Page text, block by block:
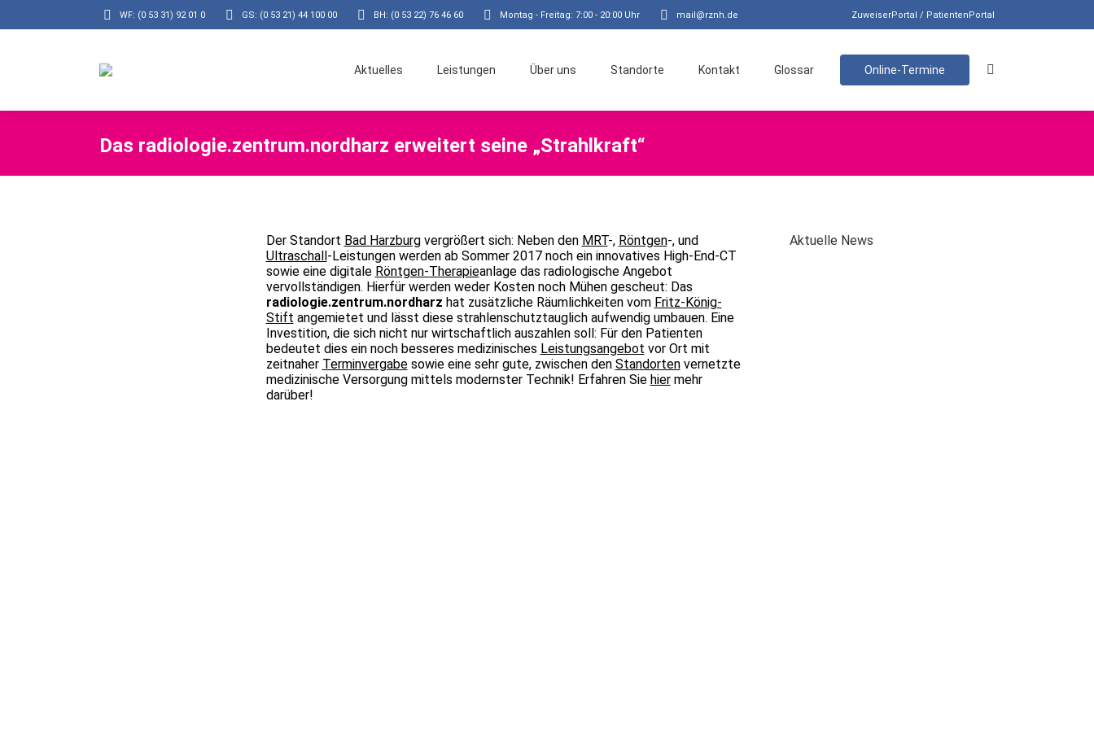
WF: (0 53 31) 92 01 0 GS: (0 53 21) 44 100 00 BH: (0 53 22) 76 46 60 Montag - Freitag: 7:00 - 20:00 Uhr mail@rznh.de ZuweiserPortal / PatientenPortal
Aktuelles Leistungen Über uns Standorte Kontakt Glossar Online-Termine Search:
Das radiologie.zentrum.nordharz erweitert seine „Strahlkraft“
Der Standort Bad Harzburgvergrößert sich: Neben den MRT-, Röntgen-, und
Ultraschall-Leistungen werden ab Sommer 2017 noch ein innovatives High-End-CT
sowie eine digitale Röntgen-Therapieanlage das radiologische Angebot
vervollständigen. Hierfür werden weder Kosten noch Mühen gescheut: Das
radiologie.zentrum.nordharz hat zusätzliche Räumlichkeiten vom Fritz-König-
Stift angemietet und lässt diese strahlenschutztauglich aufwendig umbauen. Eine
Investition, die sich nicht nur wirtschaftlich auszahlen soll: Für den Patienten
bedeutet dies ein noch besseres medizinisches Leistungsangebot vor Ort mit
zeitnaher Terminvergabesowie eine sehr gute, zwischen den Standortenvernetzte
medizinische Versorgung mittels modernster Technik! Erfahren Sie hiermehr
darüber!
Aktuelle News